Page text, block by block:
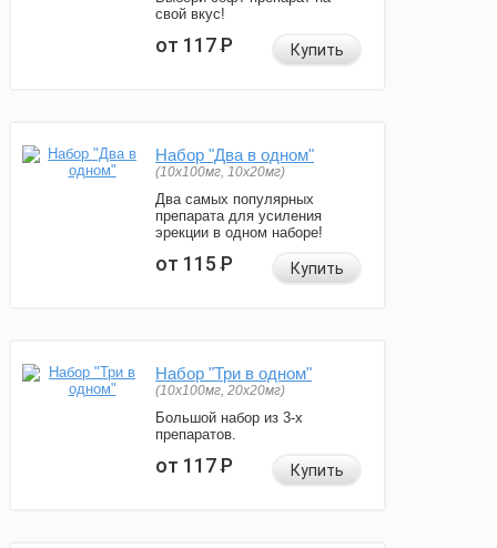
свой вкус!
от 117Р Купить
Набор "Два в одном"
(10x100мг, 10x20мг)
Два самых популярных
препарата для усиления
эрекции в одном наборе!
от 115Р Купить
Набор "Три в одном"
(10x100мг, 20x20мг)
Большой набор из 3-х
препаратов.
от 117Р Купить